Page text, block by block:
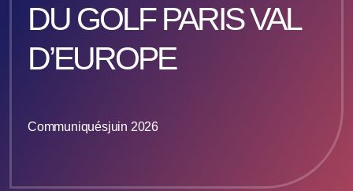
DU GOLF PARIS VAL
D’EUROPE
Communiquésjuin 2026